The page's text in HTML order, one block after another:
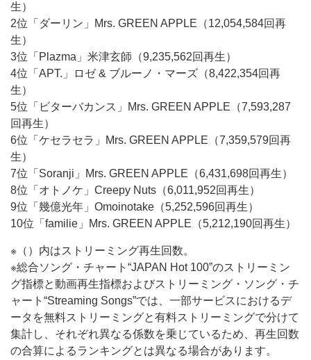
生）
2位「ダーリン」Mrs. GREEN APPLE（12,054,584回再
生）
3位「Plazma」米津玄師（9,235,562回再生）
4位「APT.」ロゼ & ブルーノ・マーズ（8,422,354回再
生）
5位「ビターバカンス」Mrs. GREEN APPLE（7,593,287
回再生）
6位「ケセラセラ」Mrs. GREEN APPLE（7,359,579回再
生）
7位「Soranji」Mrs. GREEN APPLE（6,431,698回再生）
8位「オトノケ」Creepy Nuts（6,011,952回再生）
9位「幾億光年」Omoinotake（5,252,596回再生）
10位「familie」Mrs. GREEN APPLE（5,212,190回再生）
※（）内はストリーミング再生回数。
※総合ソング・チャート“JAPAN Hot 100”のストリーミン
グ指標と動画再生指標およびストリーミング・ソング・チ
ャート“Streaming Songs”では、一部サービスにおけるデ
ータを無料ストリーミングと有料ストリーミングで分けて
集計し、それぞれ異なる係数を乗じているため、再生回数
の合算によるランキングとは異なる場合があります。